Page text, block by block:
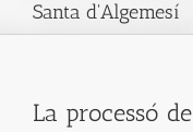
Santa d'Algemesí
La processó